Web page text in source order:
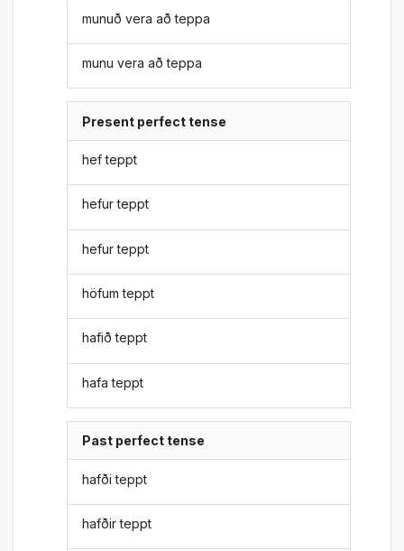
munuð vera að teppa
munu vera að teppa
Present perfect tense
hef teppt
hefur teppt
hefur teppt
höfum teppt
hafið teppt
hafa teppt
Past perfect tense
hafði teppt
hafðir teppt